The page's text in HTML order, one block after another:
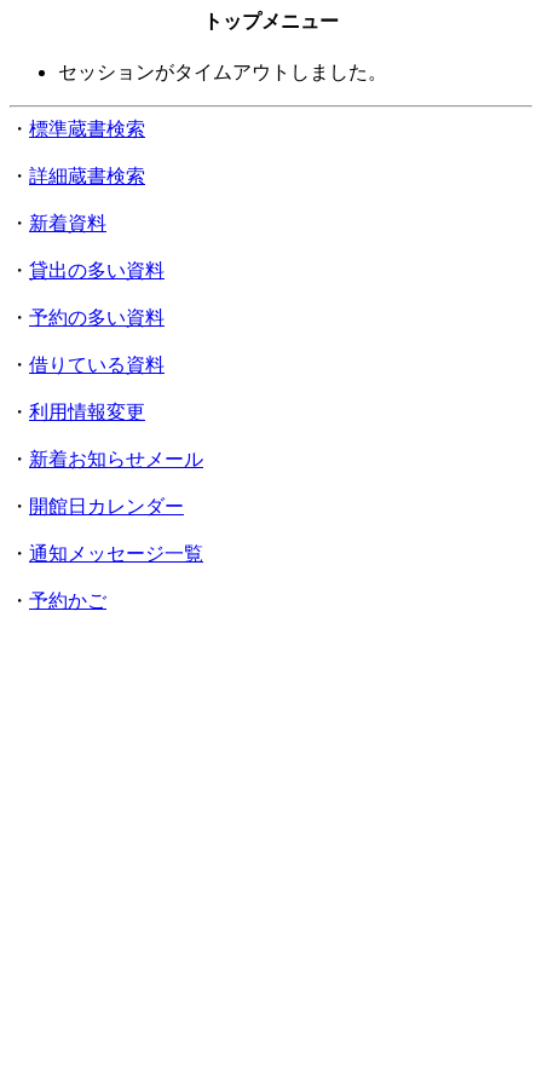
トップメニュー
セッションがタイムアウトしました。
・ 標準蔵書検索
・ 詳細蔵書検索
・ 新着資料
・ 貸出の多い資料
・ 予約の多い資料
・ 借りている資料
・ 利用情報変更
・ 新着お知らせメール
・ 開館日カレンダー
・ 通知メッセージ一覧
・ 予約かご